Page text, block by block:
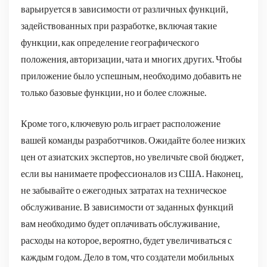
варьируется в зависимости от различных функций,
задействованных при разработке, включая такие
функции, как определение географического
положения, авторизации, чата и многих других. Чтобы
приложение было успешным, необходимо добавить не
только базовые функции, но и более сложные.
Кроме того, ключевую роль играет расположение
вашей команды разработчиков. Ожидайте более низких
цен от азиатских экспертов, но увеличьте свой бюджет,
если вы нанимаете профессионалов из США. Наконец,
не забывайте о ежегодных затратах на техническое
обслуживание. В зависимости от заданных функций
вам необходимо будет оплачивать обслуживание,
расходы на которое, вероятно, будет увеличиваться с
каждым годом. Дело в том, что создатели мобильных